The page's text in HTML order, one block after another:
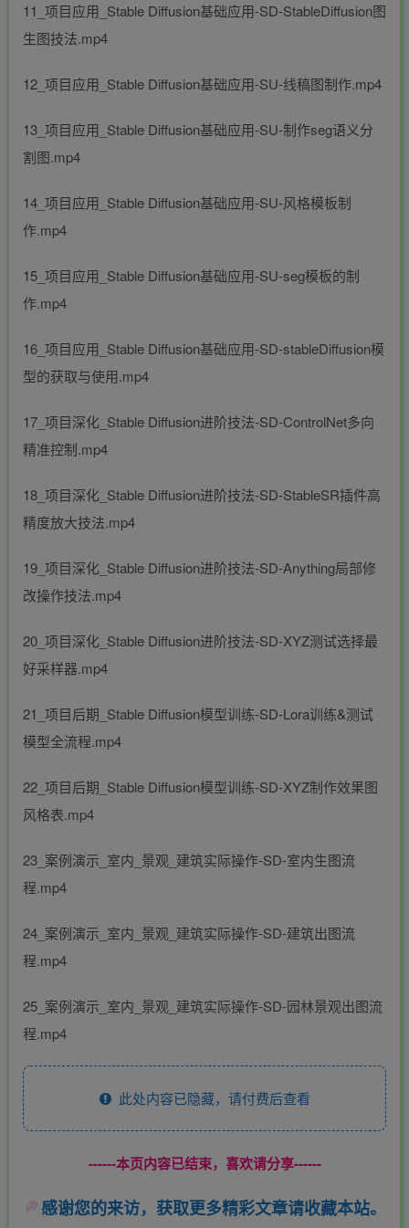
11_项目应用_Stable Diffusion基础应用-SD-StableDiffusion图
生图技法.mp4
12_项目应用_Stable Diffusion基础应用-SU-线稿图制作.mp4
13_项目应用_Stable Diffusion基础应用-SU-制作seg语义分
割图.mp4
14_项目应用_Stable Diffusion基础应用-SU-风格模板制
作.mp4
15_项目应用_Stable Diffusion基础应用-SU-seg模板的制
作.mp4
16_项目应用_Stable Diffusion基础应用-SD-stableDiffusion模
型的获取与使用.mp4
17_项目深化_Stable Diffusion进阶技法-SD-ControlNet多向
精准控制.mp4
18_项目深化_Stable Diffusion进阶技法-SD-StableSR插件高
精度放大技法.mp4
19_项目深化_Stable Diffusion进阶技法-SD-Anything局部修
改操作技法.mp4
20_项目深化_Stable Diffusion进阶技法-SD-XYZ测试选择最
好采样器.mp4
21_项目后期_Stable Diffusion模型训练-SD-Lora训练&测试
模型全流程.mp4
22_项目后期_Stable Diffusion模型训练-SD-XYZ制作效果图
风格表.mp4
23_案例演示_室内_景观_建筑实际操作-SD-室内生图流
程.mp4
24_案例演示_室内_景观_建筑实际操作-SD-建筑出图流
程.mp4
25_案例演示_室内_景观_建筑实际操作-SD-园林景观出图流
程.mp4
此处内容已隐藏，请付费后查看
------本页内容已结束，喜欢请分享------
感谢您的来访，获取更多精彩文章请收藏本站。